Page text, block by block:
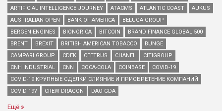
ARTIFICIAL INTELLIGENCE JOURNEY
ATACMS ATLANTIC COAST
AUKUS
AUSTRALIAN OPEN
BANK OF AMERICA
BELUGA GROUP
BERGEN ENGINES
BIONORICA BITCOIN
BRAND FINANCE GLOBAL 500
BRENT
BREXIT BRITISH AMERICAN TOBACCO
BUNGE
CAMPARI GROUP
CDEK CEETRUS CHANEL
CITIGROUP
CNH INDUSTRIAL
CNN COCA-COLA COINBASE
COVID-19
COVID-19 КРУПНЫЕ СДЕЛКИ СЛИЯНИЕ И ПРИОБРЕТЕНИЕ КОМПАНИЙ
COVID-19?
CREW DRAGON DAO GDA
Ещё